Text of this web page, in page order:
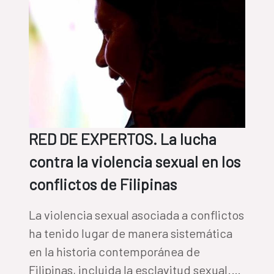
acabar con el hambre.
RED DE EXPERTOS. La lucha
contra la violencia sexual en los
conflictos de Filipinas
La violencia sexual asociada a conflictos
ha tenido lugar de manera sistemática
en la historia contemporánea de
Filipinas, incluida la esclavitud sexual.